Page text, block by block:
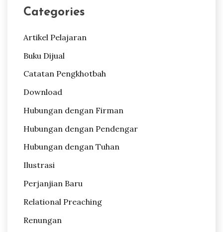
Categories
Artikel Pelajaran
Buku Dijual
Catatan Pengkhotbah
Download
Hubungan dengan Firman
Hubungan dengan Pendengar
Hubungan dengan Tuhan
Ilustrasi
Perjanjian Baru
Relational Preaching
Renungan